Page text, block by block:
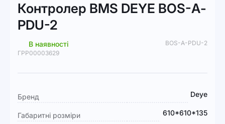
галереї
зображень
початку
галереї
зображень
Контролер BMS DEYE BOS-А-
PDU-2
В наявності
BOS-A-PDU-2
ГРР00003629
Докладніше
Бренд Deye
Габаритні розміри 610*610*135